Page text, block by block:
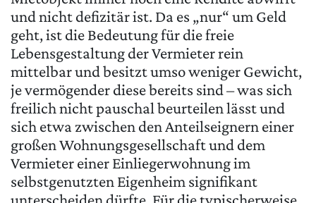
und nicht defizitär ist. Da es „nur“ um Geld
geht, ist die Bedeutung für die freie
Lebensgestaltung der Vermieter rein
mittelbar und besitzt umso weniger Gewicht,
je vermögender diese bereits sind – was sich
freilich nicht pauschal beurteilen lässt und
sich etwa zwischen den Anteilseignern einer
großen Wohnungsgesellschaft und dem
Vermieter einer Einliegerwohnung im
selbstgenutzten Eigenheim signifikant
unterscheiden dürfte. Für die typischerweise